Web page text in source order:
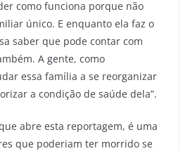
como funciona porque não
único. E enquanto ela faz o
saber que pode contar com
A gente, como
essa família a se reorganizar
a condição de saúde dela”.
abre esta reportagem, é uma
que poderiam ter morrido se